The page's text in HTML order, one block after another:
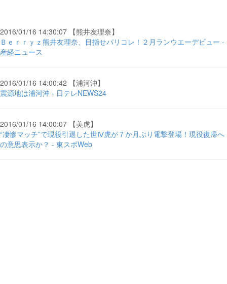
2016/01/16 14:30:07 【熊井友理奈】
Ｂｅｒｒｙｚ熊井友理奈、目指せパリコレ！２月ランウエーデビュー -
産経ニュース
2016/01/16 14:00:42 【浦河沖】
震源地は浦河沖 - 日テレNEWS24
2016/01/16 14:00:07 【美虎】
“凄惨マッチ”で現役引退した世Ⅳ虎が７か月ぶり電撃登場！現役復帰へ
の意思表示か？ - 東スポWeb